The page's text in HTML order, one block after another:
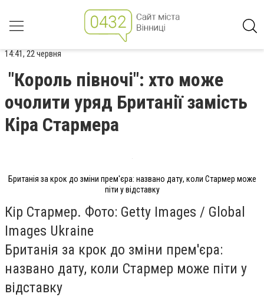
14:41, 22 червня
"Король півночі": хто може
очолити уряд Британії замість
Кіра Стармера
Британія за крок до зміни прем'єра: названо дату, коли Стармер може
піти у відставку
Кір Стармер. Фото: Getty Images / Global
Images Ukraine
Британія за крок до зміни прем'єра:
названо дату, коли Стармер може піти у
відставку